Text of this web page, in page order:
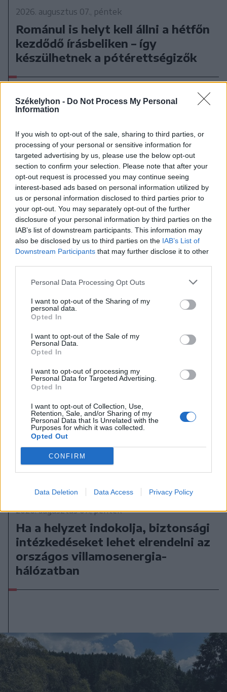
Székelyhon - Do Not Process My Personal
Information
If you wish to opt-out of the sale, sharing to third parties, or
processing of your personal or sensitive information for
targeted advertising by us, please use the below opt-out
section to confirm your selection. Please note that after your
opt-out request is processed you may continue seeing
interest-based ads based on personal information utilized by
us or personal information disclosed to third parties prior to
your opt-out. You may separately opt-out of the further
disclosure of your personal information by third parties on the
IAB’s list of downstream participants. This information may
also be disclosed by us to third parties on the IAB’s List of
Downstream Participants that may further disclose it to other
Personal Data Processing Opt Outs
I want to opt-out of the Sharing of my
personal data.
Opted In
I want to opt-out of the Sale of my
Personal Data.
Opted In
I want to opt-out of processing my
Personal Data for Targeted Advertising.
Opted In
I want to opt-out of Collection, Use,
Retention, Sale, and/or Sharing of my
Personal Data that Is Unrelated with the
Purposes for which it was collected.
Opted Out
CONFIRM
Data Deletion Data Access Privacy Policy
2026. augusztus 07., péntek
Románul is helyt kell állni a hétfőn
kezdődő írásbeliken – így
készülhetnek a pótérettségizők
Visszaküldte a parlamentnek
kilövését lehetővé tevő törvényt
2026. augusztus 07., péntek
Ha a helyzet indokolja, biztonsági
intézkedéseket lehet elrendelni az
országos villamosenergia-
hálózatban